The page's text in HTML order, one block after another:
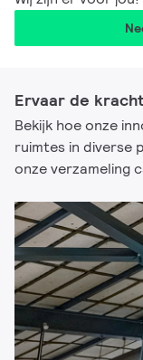
Ervaar de
Bekijk hoe onze
ruimtes in diverse
onze verzameling